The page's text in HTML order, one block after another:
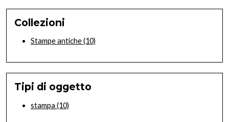
Collezioni
Stampe antiche(10)
Tipi di oggetto
stampa (10)